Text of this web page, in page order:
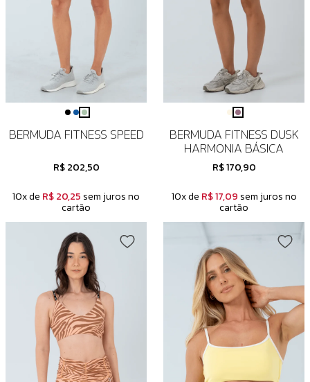
BERMUDA FITNESS SPEED
R$ 202,50
10x de R$ 20,25 sem juros no
cartão
BERMUDA FITNESS DUSK
HARMONIA BÁSICA
R$ 170,90
10x de R$ 17,09 sem juros no
cartão